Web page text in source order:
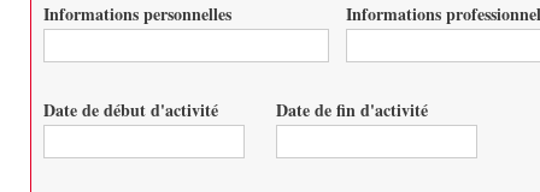
Informations personnelles Informations
Date de début d'activité Date de fin d'activité